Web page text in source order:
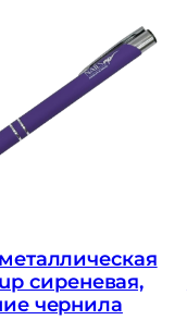
сиреневая,
чернила